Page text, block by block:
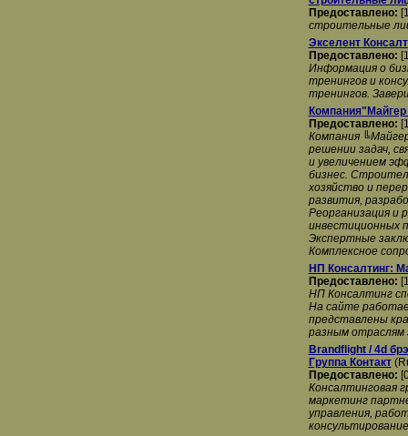
Предоставлено:
строительные
Экселент
Предоставлено:
Информация о
тренингов и
тренингов.
Компания"Майгер
Предоставлено:
Компания
решении задач,
и увеличением
бизнес.
хозяйство и
развития,
Реорганизация и
инвестиционных
Экспертные
Комплексное
НП Консалтинг:
Предоставлено:
НП Консалтинг
На сайте
представлены
разным отраслям
Brandflight / 4d
Группа Контакт
Предоставлено:
Консалтинговая
маркетинг
управления,